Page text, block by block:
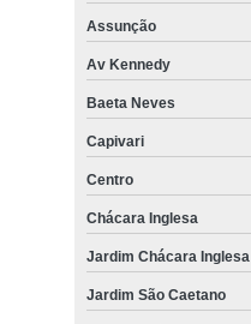
Assunção
Av Kennedy
Baeta Neves
Capivari
Centro
Chácara Inglesa
Jardim Chácara Inglesa
Jardim São Caetano